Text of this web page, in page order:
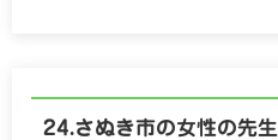
さぬき市の女性の先生